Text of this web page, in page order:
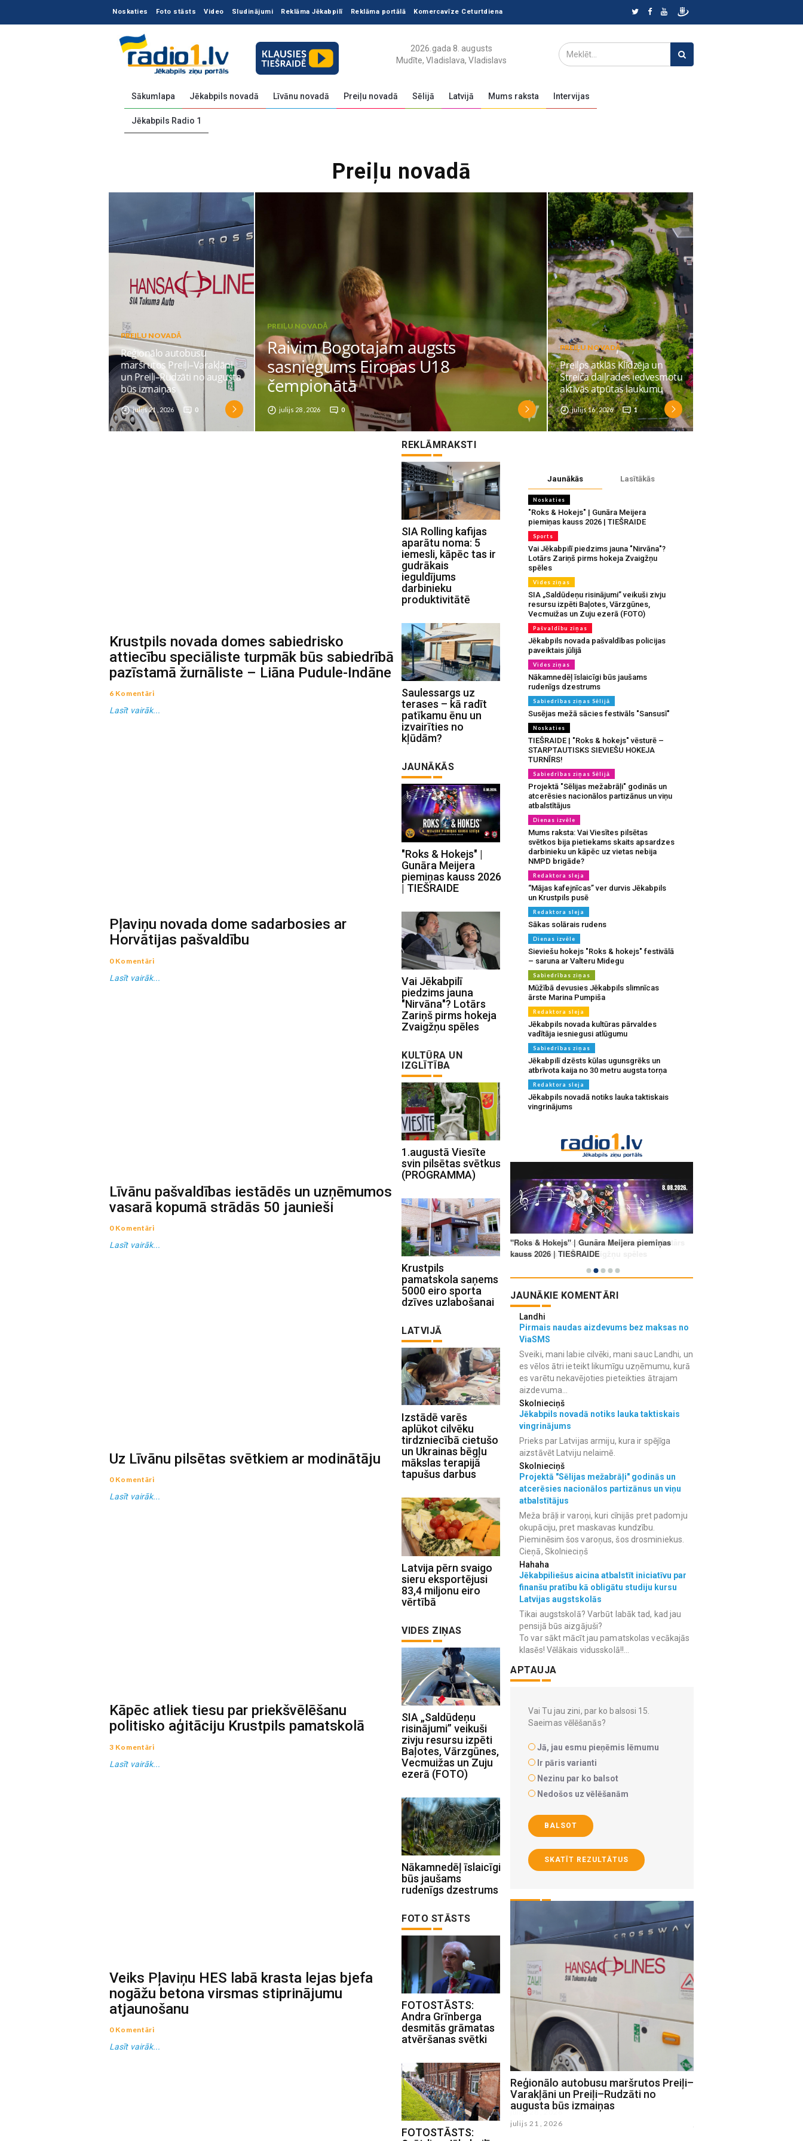
Noskaties Foto stāsts Video Sludinājumi Reklāma Jēkabpilī Reklāma portālā Komercavīze Ceturtdiena
2026.gada 8. augusts
Mudīte, Vladislava, Vladislavs
Sākumlapa Jēkabpils novadā Līvānu novadā Preiļu novadā Sēlijā Latvijā Mums raksta Intervijas
Jēkabpils Radio 1
Preiļu novadā
PREIĻU NOVADĀ
Reģionālo autobusu
maršrutos Preiļi–Varakļāni
un Preiļi–Rudzāti no augusta
būs izmaiņas
julijs 21 , 2026 0
PREIĻU NOVADĀ
Raivim Bogotajam augsts
sasniegums Eiropas U18
čempionātā
julijs 28 , 2026 0
PREIĻU NOVADĀ
Preiļos atklās Klīdzēja un
Streiča daiļrades iedvesmotu
aktīvās atpūtas laukumu
julijs 16 , 2026 1
Krustpils novada domes sabiedrisko
attiecību speciāliste turpmāk būs sabiedrībā
pazīstamā žurnāliste – Liāna Pudule-Indāne
6 Komentāri
Lasīt vairāk...
Pļaviņu novada dome sadarbosies ar
Horvātijas pašvaldību
0 Komentāri
Lasīt vairāk...
Līvānu pašvaldības iestādēs un uzņēmumos
vasarā kopumā strādās 50 jaunieši
0 Komentāri
Lasīt vairāk...
Uz Līvānu pilsētas svētkiem ar modinātāju
0 Komentāri
Lasīt vairāk...
Kāpēc atliek tiesu par priekšvēlēšanu
politisko aģitāciju Krustpils pamatskolā
3 Komentāri
Lasīt vairāk...
Veiks Pļaviņu HES labā krasta lejas bjefa
nogāžu betona virsmas stiprinājumu
atjaunošanu
0 Komentāri
Lasīt vairāk...
REKLĀMRAKSTI
SIA Rolling kafijas
aparātu noma: 5
iemesli, kāpēc tas ir
gudrākais
ieguldījums
darbinieku
produktivitātē
Saulessargs uz
terases – kā radīt
patīkamu ēnu un
izvairīties no
kļūdām?
JAUNĀKĀS
"Roks & Hokejs" |
Gunāra Meijera
piemiņas kauss 2026
| TIEŠRAIDE
Vai Jēkabpilī
piedzims jauna
"Nirvāna"? Lotārs
Zariņš pirms hokeja
Zvaigžņu spēles
KULTŪRA UN
IZGLĪTĪBA
1.augustā Viesīte
svin pilsētas svētkus
(PROGRAMMA)
Krustpils
pamatskola saņems
5000 eiro sporta
dzīves uzlabošanai
LATVIJĀ
Izstādē varēs
aplūkot cilvēku
tirdzniecībā cietušo
un Ukrainas bēgļu
mākslas terapijā
tapušus darbus
Latvija pērn svaigo
sieru eksportējusi
83,4 miljonu eiro
vērtībā
VIDES ZIŅAS
SIA „Saldūdeņu
risinājumi” veikuši
zivju resursu izpēti
Baļotes, Vārzgūnes,
Vecmuižas un Zuju
ezerā (FOTO)
Nākamnedēļ īslaicīgi
būs jaušams
rudenīgs dzestrums
FOTO STĀSTS
FOTOSTĀSTS:
Andra Grīnberga
desmitās grāmatas
atvēršanas svētki
FOTOSTĀSTS:
Jaunākās Lasītākās
Noskaties
"Roks & Hokejs" | Gunāra Meijera
piemiņas kauss 2026 | TIEŠRAIDE
Sports
Vai Jēkabpilī piedzims jauna "Nirvāna"?
Lotārs Zariņš pirms hokeja Zvaigžņu
spēles
Vides ziņas
SIA „Saldūdeņu risinājumi” veikuši zivju
resursu izpēti Baļotes, Vārzgūnes,
Vecmuižas un Zuju ezerā (FOTO)
Pašvaldību ziņas
Jēkabpils novada pašvaldības policijas
paveiktais jūlijā
Vides ziņas
Nākamnedēļ īslaicīgi būs jaušams
rudenīgs dzestrums
Sabiedrības ziņas Sēlijā
Susējas mežā sācies festivāls "Sansusī"
Noskaties
TIEŠRAIDE | "Roks & hokejs" vēsturē –
STARPTAUTISKS SIEVIEŠU HOKEJA
TURNĪRS!
Sabiedrības ziņas Sēlijā
Projektā "Sēlijas mežabrāļi" godinās un
atcerēsies nacionālos partizānus un viņu
atbalstītājus
Dienas izvēle
Mums raksta: Vai Viesītes pilsētas
svētkos bija pietiekams skaits apsardzes
darbinieku un kāpēc uz vietas nebija
NMPD brigāde?
Redaktora sleja
“Mājas kafejnīcas” ver durvis Jēkabpils
un Krustpils pusē
Redaktora sleja
Sākas solārais rudens
Dienas izvēle
Sieviešu hokejs "Roks & hokejs" festivālā
– saruna ar Valteru Midegu
Sabiedrības ziņas
Mūžībā devusies Jēkabpils slimnīcas
ārste Marina Pumpiša
Redaktora sleja
Jēkabpils novada kultūras pārvaldes
vadītāja iesniegusi atlūgumu
Sabiedrības ziņas
Jēkabpilī dzēsts kūlas ugunsgrēks un
atbrīvota kaija no 30 metru augsta torņa
Redaktora sleja
Jēkabpils novadā notiks lauka taktiskais
vingrinājums
JAUNĀKIE KOMENTĀRI
Landhi
Pirmais naudas aizdevums bez maksas no
ViaSMS
Sveiki, mani labie cilvēki, mani sauc Landhi, un
es vēlos ātri ieteikt likumīgu uzņēmumu, kurā
es varētu nekavējoties pieteikties ātrajam
aizdevuma...
Skolnieciņš
Jēkabpils novadā notiks lauka taktiskais
vingrinājums
Prieks par Latvijas armiju, kura ir spējīga
aizstāvēt Latviju nelaimē.
Skolnieciņš
Projektā "Sēlijas mežabrāļi" godinās un
atcerēsies nacionālos partizānus un viņu
atbalstītājus
Meža brāļi ir varoņi, kuri cīnijās pret padomju
okupāciju, pret maskavas kundzību.
Pieminēsim šos varoņus, šos drosminiekus.
Cieņā, Skolnieciņš
Hahaha
Jēkabpiliešus aicina atbalstīt iniciatīvu par
finanšu pratību kā obligātu studiju kursu
Latvijas augstskolās
Tikai augstskolā? Varbūt labāk tad, kad jau
pensijā būs aizgājuši?
To var sākt mācīt jau pamatskolas vecākajās
klasēs! Vēlākais vidusskolā!!...
APTAUJA
Vai Tu jau zini, par ko balsosi 15.
Saeimas vēlēšanās?
Jā, jau esmu pieņēmis lēmumu
Ir pāris varianti
Nezinu par ko balsot
Nedošos uz vēlēšanām
BALSOT
SKATĪT REZULTĀTUS
Raivim Bogotajam augsts sasniegums
Eiropas U18 čempionātā
Reģionālo autobusu maršrutos Preiļi–
Varakļāni un Preiļi–Rudzāti no
augusta būs izmaiņas
julijs 21 , 2026